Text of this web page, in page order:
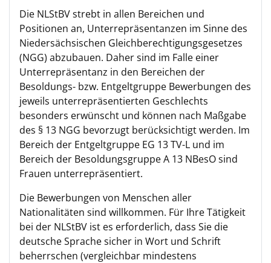
Die NLStBV strebt in allen Bereichen und
Positionen an, Unterrepräsentanzen im Sinne des
Niedersächsischen Gleichberechtigungsgesetzes
(NGG) abzubauen. Daher sind im Falle einer
Unterrepräsentanz in den Bereichen der
Besoldungs- bzw. Entgeltgruppe Bewerbungen des
jeweils unterrepräsentierten Geschlechts
besonders erwünscht und können nach Maßgabe
des § 13 NGG bevorzugt berücksichtigt werden. Im
Bereich der Entgeltgruppe EG 13 TV-L und im
Bereich der Besoldungsgruppe A 13 NBesO sind
Frauen unterrepräsentiert.
Die Bewerbungen von Menschen aller
Nationalitäten sind willkommen. Für Ihre Tätigkeit
bei der NLStBV ist es erforderlich, dass Sie die
deutsche Sprache sicher in Wort und Schrift
beherrschen (vergleichbar mindestens